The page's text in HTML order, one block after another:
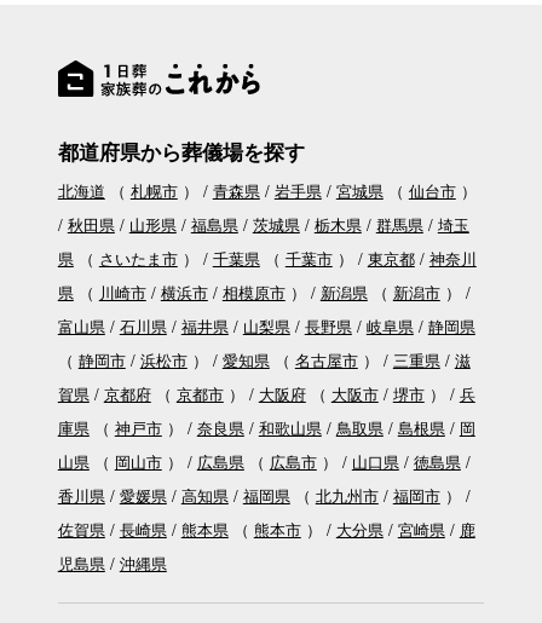
都道府県から葬儀場を探す
北海道 （ 札幌市） 青森県 岩手県 宮城県（ 仙台市）
秋田県
山形県 福島県 茨城県 栃木県 群馬県
埼玉
県（ さいたま市） 千葉県（ 千葉市） 東京都
神奈川
県（ 川崎市 横浜市 相模原市） 新潟県（ 新潟市）
富山県
石川県 福井県 山梨県 長野県 岐阜県
静岡県
（ 静岡市 浜松市） 愛知県（ 名古屋市） 三重県
滋
賀県
京都府（ 京都市） 大阪府（ 大阪市 堺市）
兵
庫県（ 神戸市） 奈良県 和歌山県 鳥取県 島根県
岡
山県（ 岡山市） 広島県（ 広島市） 山口県
徳島県
香川県
愛媛県 高知県 福岡県（ 北九州市 福岡市）
佐賀県
長崎県 熊本県（ 熊本市） 大分県 宮崎県
鹿
児島県
沖縄県